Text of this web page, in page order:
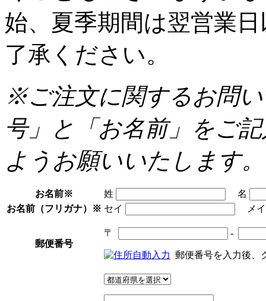
始、夏季期間は翌営業
了承ください。
※ご注文に関するお問
号」と「お名前」をご
ようお願いいたします。
お名前※ 姓
名
お名前（フリガナ）
※ セイ メ
郵便番号
〒 -
郵便番号を入力後、